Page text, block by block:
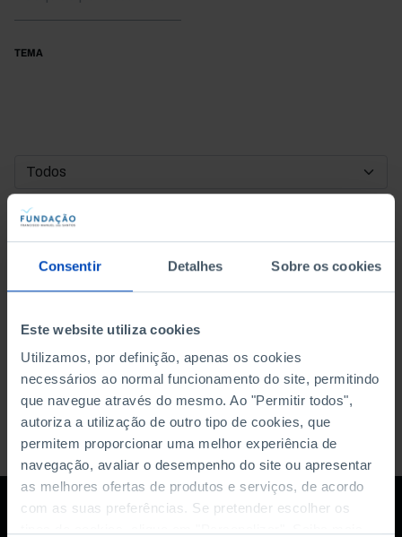
Consentir Detalhes Sobre os cookies
Este website utiliza cookies
Utilizamos, por definição, apenas os cookies
necessários ao normal funcionamento do site, permitindo
que navegue através do mesmo. Ao "Permitir todos",
autoriza a utilização de outro tipo de cookies, que
permitem proporcionar uma melhor experiência de
navegação, avaliar o desempenho do site ou apresentar
as melhores ofertas de produtos e serviços, de acordo
com as suas preferências. Se pretender escolher os
TEMA
DATA DE INÍCIO
DATA DE FIM